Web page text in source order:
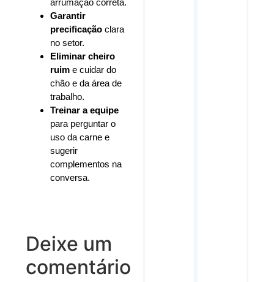
Garantir
precificação clara
no setor.
Eliminar cheiro
ruim e cuidar do
chão e da área de
trabalho.
Treinar a equipe
para perguntar o
uso da carne e
sugerir
complementos na
conversa.
Deixe um
comentário